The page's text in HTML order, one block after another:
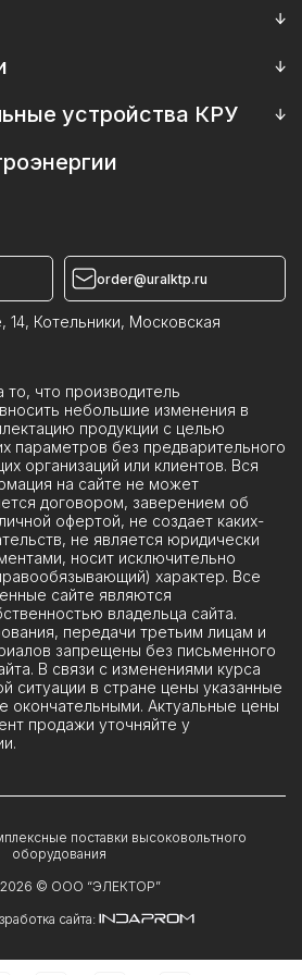
приводам
устройства КРУ
order@uralktp.ru
Котельники, Московская
что производитель
небольшие изменения в
продукции с целью
параметров без предварительного
организаций или клиентов. Вся
на сайте не может
договором, заверением об
офертой, не создает каких-
не является юридически
носит исключительно
характер. Все
сайте являются
владельца сайта.
передачи третьим лицам и
запрещены без письменного
В связи с изменениями курса
ситуации в стране цены указанные
окончательными. Актуальные цены
продажи уточняйте у
2026 © ООО “ЭЛЕКТОР”
поставки высоковольтного
оборудования
сайта: